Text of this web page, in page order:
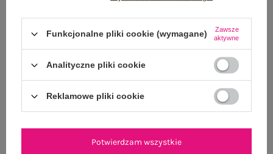
OPINIE O PRODUKCIE (0)
WYSYŁKA I DOSTAWA
Funkcjonalne pliki cookie (wymagane)
Zawsze
aktywne
Analityczne pliki cookie
Reklamowe pliki cookie
Potwierdzam wszystkie